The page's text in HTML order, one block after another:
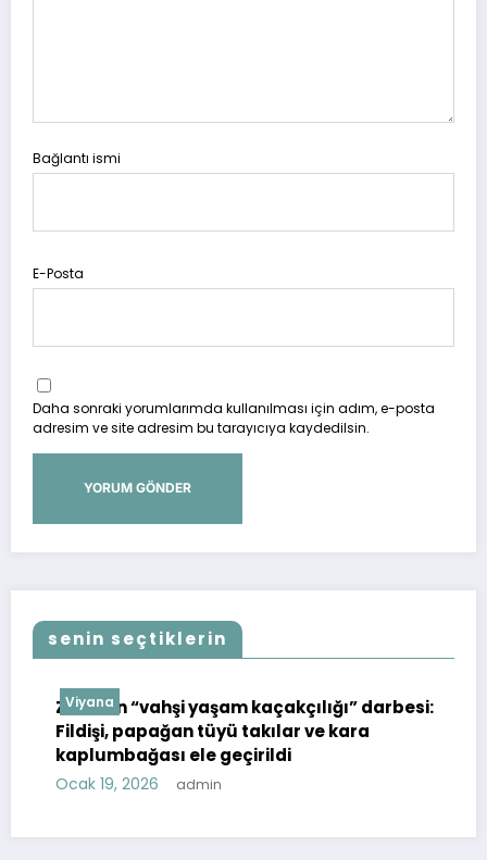
Bağlantı ismi
E-Posta
Daha sonraki yorumlarımda kullanılması için adım, e-posta
adresim ve site adresim bu tarayıcıya kaydedilsin.
senin seçtiklerin
Viyana
Zoll’dan “vahşi yaşam kaçakçılığı” darbesi:
Fildişi, papağan tüyü takılar ve kara
kaplumbağası ele geçirildi
Ocak 19, 2026 admin